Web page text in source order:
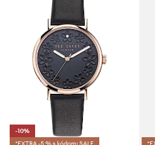
-10%
*EXTRA -5 % s kódom: SALE